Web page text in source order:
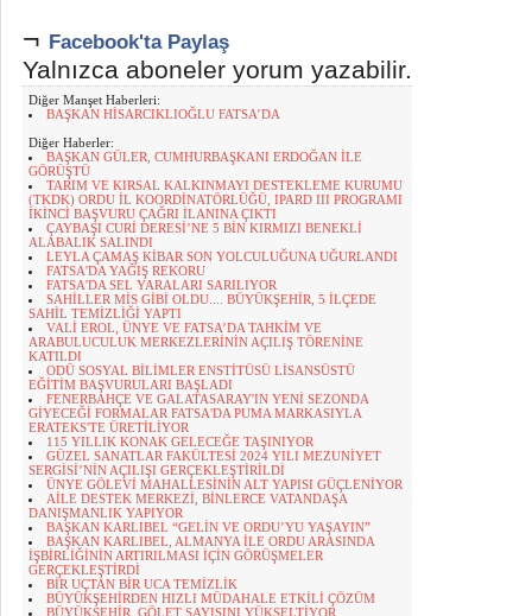
¬ Facebook'ta Paylaş
Yalnızca aboneler yorum yazabilir.
Diğer Manşet Haberleri:
BAŞKAN HİSARCIKLIOĞLU FATSA’DA
Diğer Haberler:
BAŞKAN GÜLER, CUMHURBAŞKANI ERDOĞAN İLE
GÖRÜŞTÜ
TARIM VE KIRSAL KALKINMAYI DESTEKLEME KURUMU
(TKDK) ORDU İL KOORDİNATÖRLÜĞÜ, IPARD III PROGRAMI
İKİNCİ BAŞVURU ÇAĞRI İLANINA ÇIKTI
ÇAYBAŞI CURİ DERESİ’NE 5 BİN KIRMIZI BENEKLİ
ALABALIK SALINDI
LEYLA ÇAMAŞ KİBAR SON YOLCULUĞUNA UĞURLANDI
FATSA'DA YAĞIŞ REKORU
FATSA'DA SEL YARALARI SARILIYOR
SAHİLLER MİS GİBİ OLDU.... BÜYÜKŞEHİR, 5 İLÇEDE
SAHİL TEMİZLİĞİ YAPTI
VALİ EROL, ÜNYE VE FATSA’DA TAHKİM VE
ARABULUCULUK MERKEZLERİNİN AÇILIŞ TÖRENİNE
KATILDI
ODÜ SOSYAL BİLİMLER ENSTİTÜSÜ LİSANSÜSTÜ
EĞİTİM BAŞVURULARI BAŞLADI
FENERBAHÇE VE GALATASARAY'IN YENİ SEZONDA
GİYECEĞİ FORMALAR FATSA'DA PUMA MARKASIYLA
ERATEKS'TE ÜRETİLİYOR
115 YILLIK KONAK GELECEĞE TAŞINIYOR
GÜZEL SANATLAR FAKÜLTESİ 2024 YILI MEZUNİYET
SERGİSİ’NİN AÇILIŞI GERÇEKLEŞTİRİLDİ
ÜNYE GÖLEVİ MAHALLESİNİN ALT YAPISI GÜÇLENİYOR
AİLE DESTEK MERKEZİ, BİNLERCE VATANDAŞA
DANIŞMANLIK YAPIYOR
BAŞKAN KARLIBEL “GELİN VE ORDU’YU YAŞAYIN”
BAŞKAN KARLIBEL, ALMANYA İLE ORDU ARASINDA
İŞBİRLİĞİNİN ARTIRILMASI İÇİN GÖRÜŞMELER
GERÇEKLEŞTİRDİ
BİR UÇTAN BİR UCA TEMİZLİK
BÜYÜKŞEHİRDEN HIZLI MÜDAHALE ETKİLİ ÇÖZÜM
BÜYÜKŞEHİR, GÖLET SAYISINI YÜKSELTİYOR